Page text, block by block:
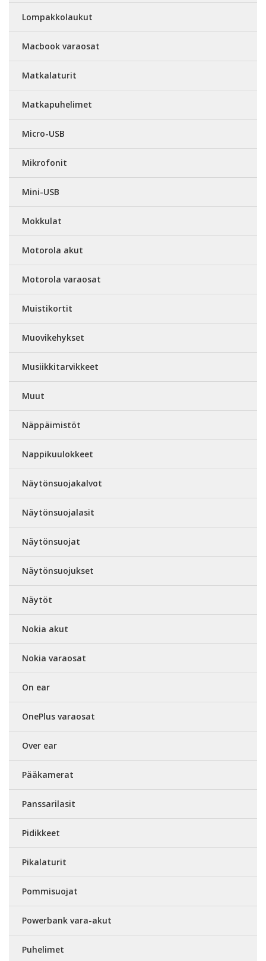
Lompakkolaukut
Macbook varaosat
Matkalaturit
Matkapuhelimet
Micro-USB
Mikrofonit
Mini-USB
Mokkulat
Motorola akut
Motorola varaosat
Muistikortit
Muovikehykset
Musiikkitarvikkeet
Muut
Näppäimistöt
Nappikuulokkeet
Näytönsuojakalvot
Näytönsuojalasit
Näytönsuojat
Näytönsuojukset
Näytöt
Nokia akut
Nokia varaosat
On ear
OnePlus varaosat
Over ear
Pääkamerat
Panssarilasit
Pidikkeet
Pikalaturit
Pommisuojat
Powerbank vara-akut
Puhelimet